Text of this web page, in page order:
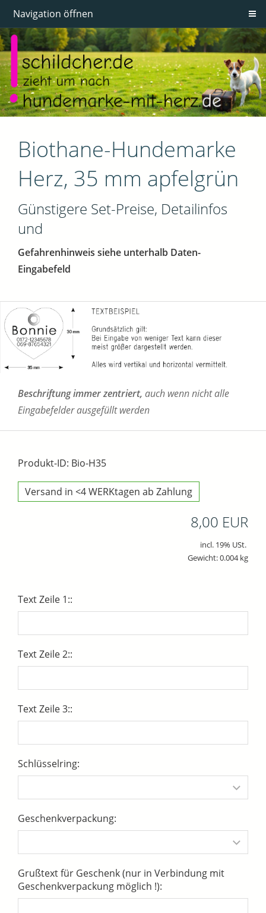
Navigation öffnen
Biothane-Hundemarke
Herz, 35 mm apfelgrün
Günstigere Set-Preise, Detailinfos
und
Gefahrenhinweis siehe unterhalb Daten-
Eingabefeld
Beschriftung immer zentriert, auch wenn nicht alle
Eingabefelder ausgefüllt werden
Produkt-ID: Bio-H35
Versand in <4 WERKtagen ab Zahlung
8,00 EUR
incl. 19% USt.
Gewicht: 0.004 kg
Text Zeile 1::
Text Zeile 2::
Text Zeile 3::
Schlüsselring:
Geschenkverpackung:
Grußtext für Geschenk (nur in Verbindung mit
Geschenkverpackung möglich !):